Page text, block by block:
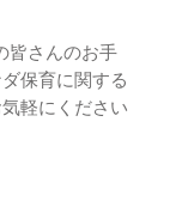
皆さんのお手
保育に関する
軽にください